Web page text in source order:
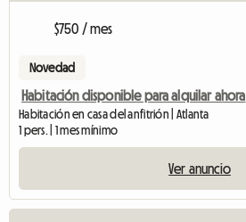
$750 / mes
Novedad
Habitación disponible para alquilar ahora
Habitación en casa del anfitrión | Atlanta
1 pers. | 1 mes mínimo
Ver anuncio